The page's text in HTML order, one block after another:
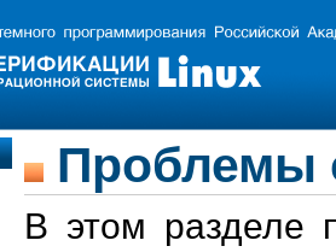
Проблемы
В этом разделе